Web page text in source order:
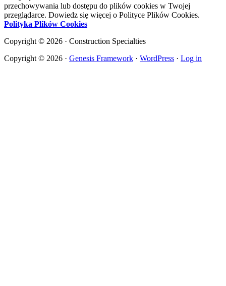
przechowywania lub dostępu do plików cookies w Twojej
przeglądarce. Dowiedz się więcej o Polityce Plików Cookies.
Polityka Plików Cookies
Copyright © 2026 · Construction Specialties
Copyright © 2026 · Genesis Framework · WordPress · Log in